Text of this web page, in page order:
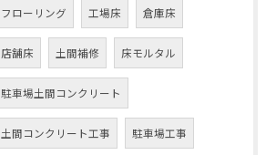
フローリング 工場床 倉庫床
店舗床 土間補修 床モルタル
駐車場土間コンクリート
土間コンクリート工事 駐車場工事